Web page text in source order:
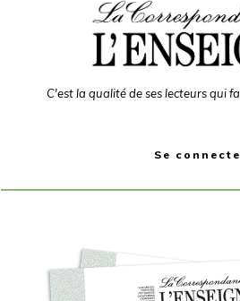
C'est la qualité de ses lecteurs qui
Se